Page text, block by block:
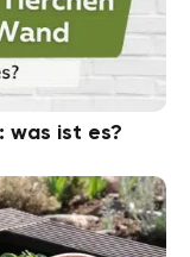
was ist es?